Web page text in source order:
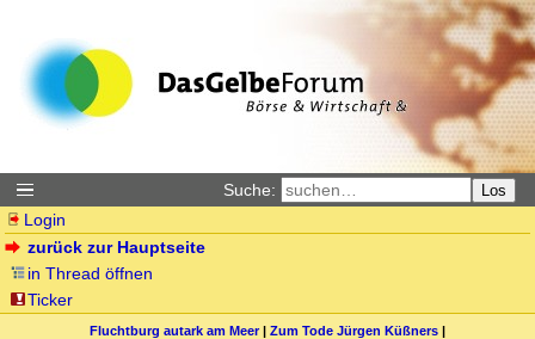
Suche: Los
Login
zurück zur Hauptseite
in Thread öffnen
Ticker
Fluchtburg autark am Meer| Zum Tode Jürgen Küßners |